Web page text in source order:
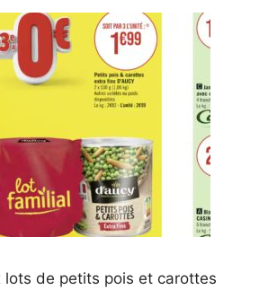
lots de petits pois et carottes